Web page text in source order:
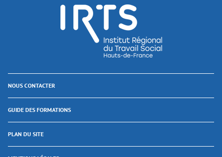
NOUS CONTACTER
GUIDE DES FORMATIONS
PLAN DU SITE